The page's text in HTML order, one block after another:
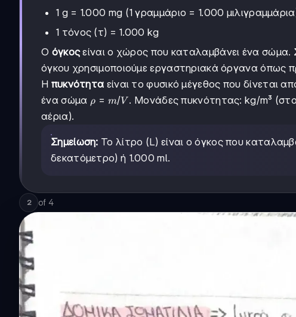
1 g = 1.000 mg (1 γραμμάριο = 1.000
1 τόνος (τ) = 1.000 kg
Ο όγκοςείναι ο χώρος που καταλαμβάνει ένα σώμα.
όγκου χρησιμοποιούμε εργαστηριακά όργανα όπως
Η πυκνότητα είναι το φυσικό μέγεθος που δίνεται
ένα σώμα ρ =
ρ = m/V . Μονάδες πυκνότητας: kg/m³
αέρια).
Σημείωση: Το λίτρο (L) είναι ο όγκος που
δεκατόμετρο) ή 1.000 ml.
2 of 4